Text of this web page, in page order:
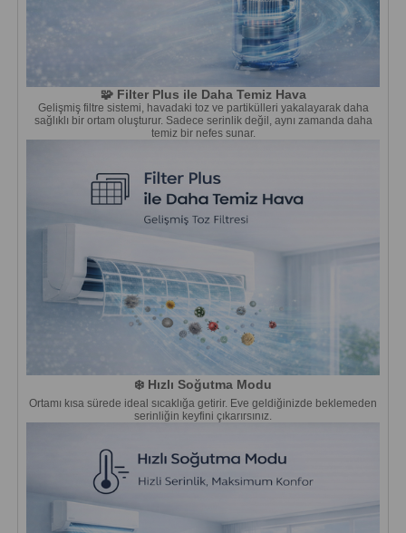
🧩 Filter Plus ile Daha Temiz Hava
Gelişmiş filtre sistemi, havadaki toz ve partikülleri yakalayarak daha
sağlıklı bir ortam oluşturur. Sadece serinlik değil, aynı zamanda daha
temiz bir nefes sunar.
❄️ Hızlı Soğutma Modu
Ortamı kısa sürede ideal sıcaklığa getirir. Eve geldiğinizde beklemeden
serinliğin keyfini çıkarırsınız.